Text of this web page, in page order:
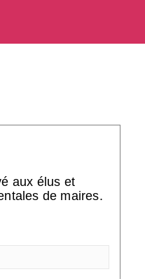
aux élus et
de maires.